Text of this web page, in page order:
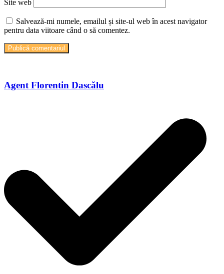
Site web
Salvează-mi numele, emailul și site-ul web în acest navigator
pentru data viitoare când o să comentez.
Agent Florentin Dascălu